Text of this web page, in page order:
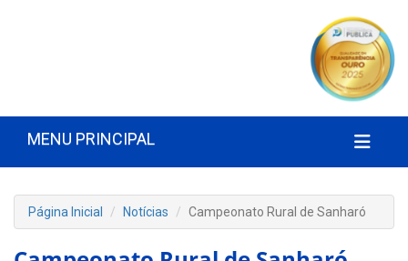
MENU PRINCIPAL
Página Inicial Notícias Campeonato Rural de Sanharó